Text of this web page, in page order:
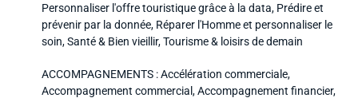
Personnaliser l'offre touristique grâce à la data, Prédire et
prévenir par la donnée, Réparer l'Homme et personnaliser le
soin,Santé & Bien vieillir,Tourisme & loisirs de demain
ACCOMPAGNEMENTS :Accélération commerciale,
Accompagnement commercial ,Accompagnement financier,